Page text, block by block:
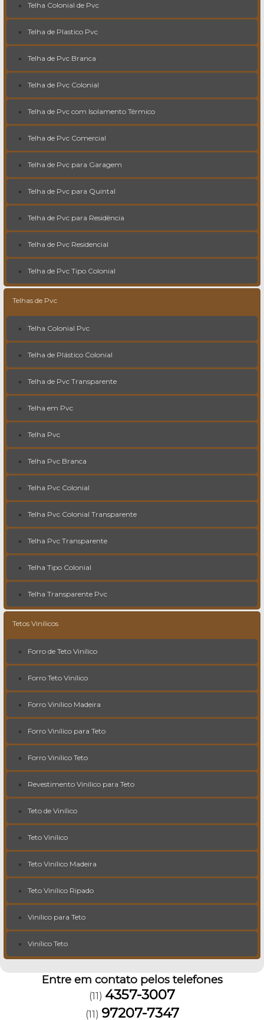
Telha Colonial de Pvc
Telha de Plastico Pvc
Telha de Pvc Branca
Telha de Pvc Colonial
Telha de Pvc com Isolamento Térmico
Telha de Pvc Comercial
Telha de Pvc para Garagem
Telha de Pvc para Quintal
Telha de Pvc para Residência
Telha de Pvc Residencial
Telha de Pvc Tipo Colonial
Telhas de Pvc
Telha Colonial Pvc
Telha de Plástico Colonial
Telha de Pvc Transparente
Telha em Pvc
Telha Pvc
Telha Pvc Branca
Telha Pvc Colonial
Telha Pvc Colonial Transparente
Telha Pvc Transparente
Telha Tipo Colonial
Telha Transparente Pvc
Tetos Vinílicos
Forro de Teto Vinílico
Forro Teto Vinílico
Forro Vinílico Madeira
Forro Vinílico para Teto
Forro Vinílico Teto
Revestimento Vinílico para Teto
Teto de Vinílico
Teto Vinílico
Teto Vinílico Madeira
Teto Vinílico Ripado
Vinílico para Teto
Vinílico Teto
Entre em contato pelos telefones
(11) 4357-3007
(11) 97207-7347